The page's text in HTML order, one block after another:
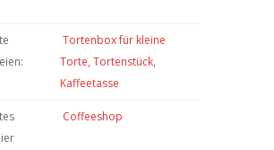
Tortenbox für kleine
Torte, Tortenstück,
Kaffeetasse
Coffeeshop